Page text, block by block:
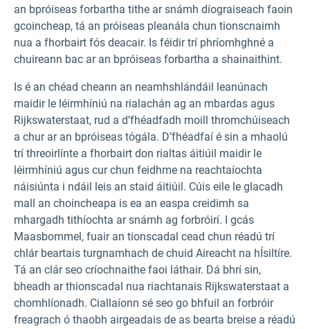
an bpróiseas forbartha tithe ar snámh díograiseach faoin
gcoincheap, tá an próiseas pleanála chun tionscnaimh
nua a fhorbairt fós deacair. Is féidir trí phríomhghné a
chuireann bac ar an bpróiseas forbartha a shainaithint.
Is é an chéad cheann an neamhshlándáil leanúnach
maidir le léirmhíniú na rialachán ag an mbardas agus
Rijkswaterstaat, rud a d’fhéadfadh moill thromchúiseach
a chur ar an bpróiseas tógála. D’fhéadfaí é sin a mhaolú
trí threoirlínte a fhorbairt don rialtas áitiúil maidir le
léirmhíniú agus cur chun feidhme na reachtaíochta
náisiúnta i ndáil leis an staid áitiúil. Cúis eile le glacadh
mall an choincheapa is ea an easpa creidimh sa
mhargadh tithíochta ar snámh ag forbróirí. I gcás
Maasbommel, fuair an tionscadal cead chun réadú trí
chlár beartais turgnamhach de chuid Aireacht na hÍsiltíre.
Tá an clár seo críochnaithe faoi láthair. Dá bhrí sin,
bheadh ar thionscadal nua riachtanais Rijkswaterstaat a
chomhlíonadh. Ciallaíonn sé seo go bhfuil an forbróir
freagrach ó thaobh airgeadais de as bearta breise a réadú